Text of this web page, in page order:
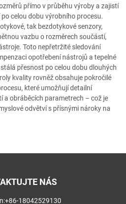
přímo v průběhu výroby a zajistí
celou dobu výrobního procesu.
tak bezdotykové senzory,
vazbu o rozměrech součástí,
Toto nepřetržité sledování
opotřebení nástrojů a tepelné
přesnost po celou dobu dlouhých
kvality rovněž obsahuje pokročilé
které umožňují detailní
a obráběcích parametrech – což je
odvětví s přísnými nároky na
NÁS
+86-18042529130